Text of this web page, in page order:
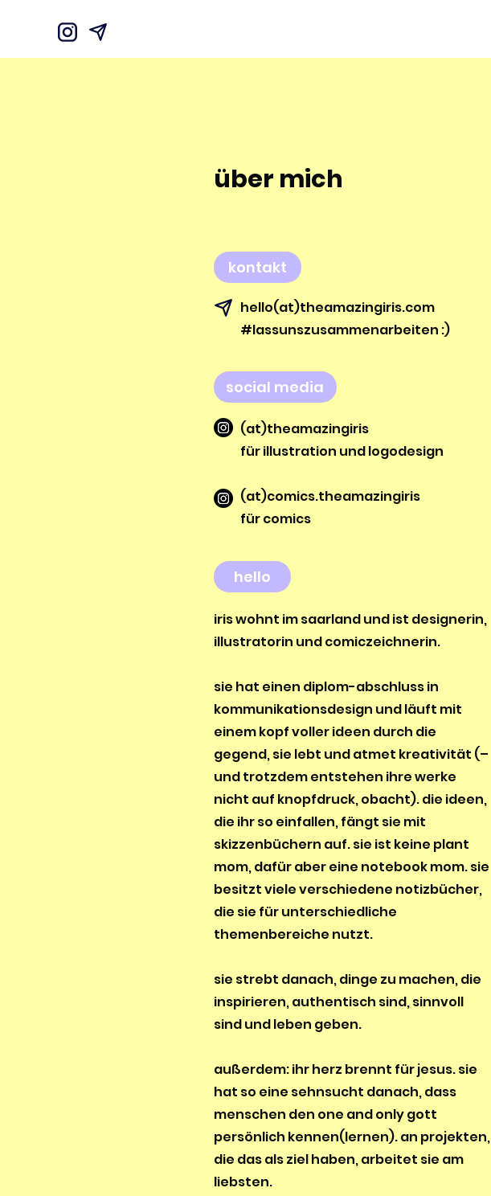
über mich
kontakt
hello(at)theamazingiris.com
#lassunszusammenarbeiten :)
social media
(at)theamazingiris
für illustration und logodesign
(at)comics.theamazingiris
für comics
hello
iris wohnt im saarland und ist designerin,
illustratorin und comiczeichnerin.
sie hat einen diplom-abschluss in
kommunikationsdesign und läuft mit
einem kopf voller ideen durch die
gegend, sie lebt und atmet kreativität (–
und trotzdem entstehen ihre werke
nicht auf knopfdruck, obacht). die ideen,
die ihr so einfallen, fängt sie mit
skizzenbüchern auf. sie ist keine plant
mom, dafür aber eine notebook mom. sie
besitzt viele verschiedene notizbücher,
die sie für unterschiedliche
themenbereiche nutzt.
sie strebt danach, dinge zu machen, die
inspirieren, authentisch sind, sinnvoll
sind und leben geben.
außerdem: ihr herz brennt für jesus. sie
hat so eine sehnsucht danach, dass
menschen den one and only gott
persönlich kennen(lernen). an projekten,
die das als ziel haben, arbeitet sie am
liebsten.